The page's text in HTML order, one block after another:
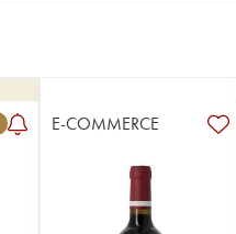
E-COMMERCE